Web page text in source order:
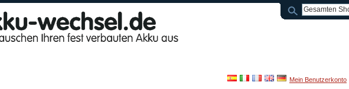
Mein Benutzerkonto